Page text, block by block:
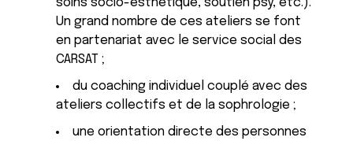
soins socio-esthétique, soutien psy, etc.).
Un grand nombre de ces ateliers se font
en partenariat avec le service social des
CARSAT ;
du coaching individuel couplé avec des
ateliers collectifs et de la sophrologie ;
une orientation directe des personnes